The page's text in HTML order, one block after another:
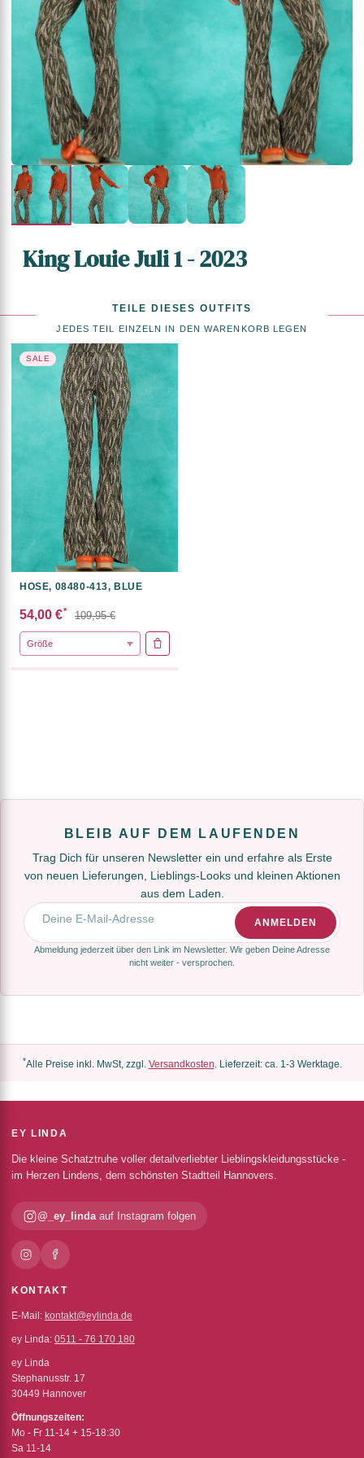
King Louie Juli 1 - 2023
TEILE DIESES OUTFITS
JEDES TEIL EINZELN IN DEN WARENKORB LEGEN
SALE
HOSE, 08480-413, BLUE
54,00 €* 109,95 €
IN DEN WARENKORB
BLEIB AUF DEM LAUFENDEN
Trag Dich für unseren Newsletter ein und erfahre als Erste
von neuen Lieferungen, Lieblings-Looks und kleinen Aktionen
aus dem Laden.
E-Mail-Adresse
ANMELDEN
Abmeldung jederzeit über den Link im Newsletter. Wir geben Deine Adresse
nicht weiter - versprochen.
*Alle Preise inkl. MwSt, zzgl. Versandkosten. Lieferzeit: ca. 1-3 Werktage.
EY LINDA
Die kleine Schatztruhe voller detailverliebter Lieblingskleidungsstücke -
im Herzen Lindens, dem schönsten Stadtteil Hannovers.
@_ey_lindaauf Instagram folgen
KONTAKT
E-Mail: kontakt@eylinda.de
ey Linda: 0511 - 76 170 180
ey Linda
Stephanusstr. 17
30449 Hannover
Öffnungszeiten:
Mo - Fr 11-14 + 15-18:30
Sa 11-14